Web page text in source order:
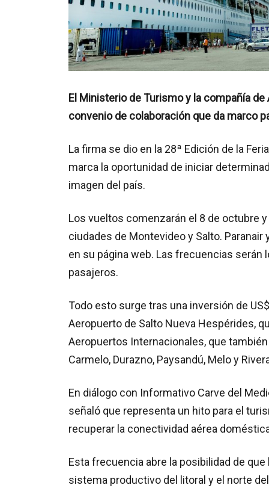
El Ministerio de Turismo y la compañía de
convenio de colaboración que da marco
La firma se dio en la 28ª Edición de la
marca la oportunidad de iniciar
imagen del país.
Los vueltos comenzarán el 8 de octubre
ciudades de Montevideo y Salto.
en su página web. Las frecuencias serán
pasajeros.
Todo esto surge tras una inversión de
Aeropuerto de Salto Nueva Hespérides,
Aeropuertos Internacionales, que
Carmelo, Durazno, Paysandú, Melo y
En diálogo con Informativo Carve del
señaló que representa un hito para el
recuperar la conectividad aérea
Esta frecuencia abre la posibilidad de
sistema productivo del litoral y el norte